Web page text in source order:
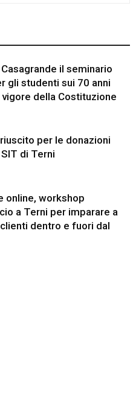
il seminario
gli studenti sui 70 anni
vigore della Costituzione
per le donazioni
di Terni
online, workshop
a Terni per imparare a
dentro e fuori dal